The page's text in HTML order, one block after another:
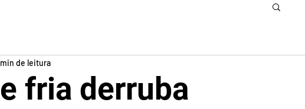
fria derruba
min de leitura